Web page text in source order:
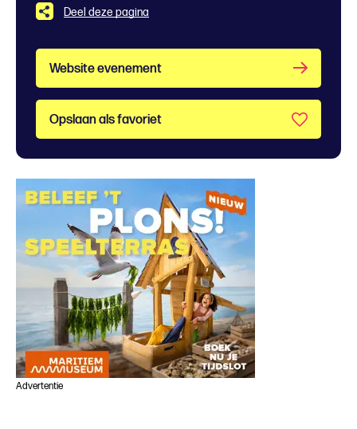
Deel deze pagina
Website evenement
Opslaan als favoriet
Advertentie